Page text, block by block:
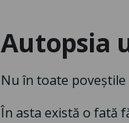
Autopsia
Nu în toate poveștile
În asta există o fată